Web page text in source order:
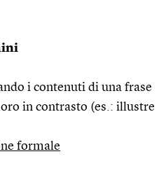
i contenuti di una frase
in contrasto (es.: illustre
formale